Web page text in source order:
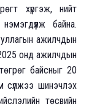
хүргэж, нийт
байна.
ажилчдын
2025 онд ажилчдын
байсныг 20
сүлжээ шинэчлэх
төсвийн